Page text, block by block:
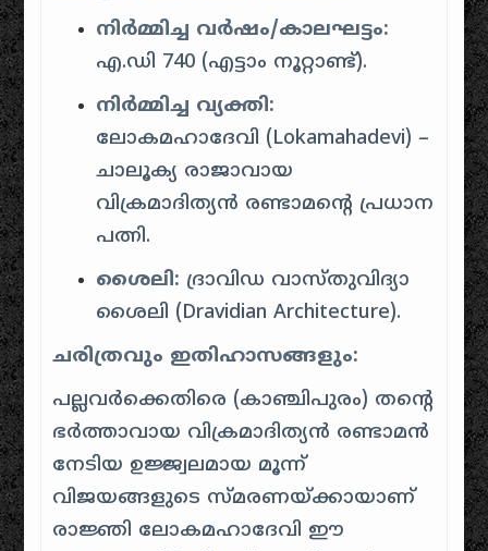
നിർമ്മിച്ച വർഷം/കാലഘട്ടം:
എ.ഡി 740 (എട്ടാം നൂറ്റാണ്ട്).
നിർമ്മിച്ച വ്യക്തി:
ലോകമഹാദേവി (Lokamahadevi) –
ചാലൂക്യ രാജാവായ
വിക്രമാദിത്യൻ രണ്ടാമന്റെ പ്രധാന
പത്നി.
ശൈലി: ദ്രാവിഡ വാസ്തുവിദ്യാ
ശൈലി (Dravidian Architecture).
ചരിത്രവും ഇതിഹാസങ്ങളും:
പല്ലവർക്കെതിരെ (കാഞ്ചിപുരം) തന്റെ
ഭർത്താവായ വിക്രമാദിത്യൻ രണ്ടാമൻ
നേടിയ ഉജ്ജ്വലമായ മൂന്ന്
വിജയങ്ങളുടെ സ്മരണയ്ക്കായാണ്
രാജ്ഞി ലോകമഹാദേവി ഈ